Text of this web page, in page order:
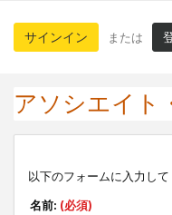
サインイン または
アソシエイト
以下のフォームに入力し
名前: (必須)